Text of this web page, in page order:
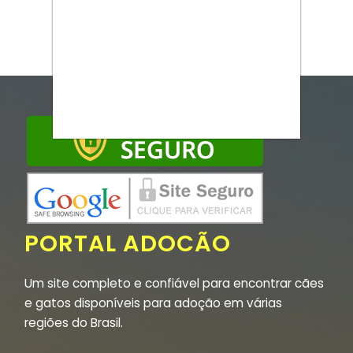
PORTAL ADOCÃO
Um site completo e confiável para encontrar cães
e gatos disponíveis para adoção em várias
regiões do Brasil.